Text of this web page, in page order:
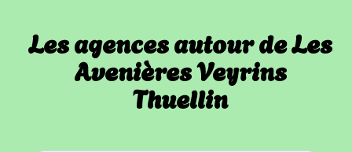
Les agences autour de Les
Avenières Veyrins
Thuellin